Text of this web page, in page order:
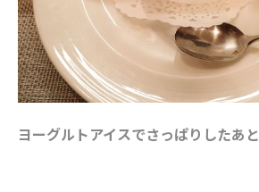
ヨーグルトアイスでさっぱりしたあと